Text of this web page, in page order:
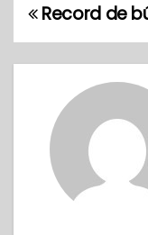
N
a
Record de